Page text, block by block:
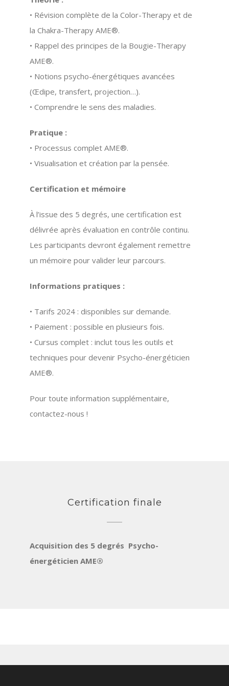
• Révision complète de laColor-Therapy et de
laChakra-Therapy AME®.
• Rappel des principes de la Bougie-Therapy
AME®.
• Notions psycho-énergétiques avancées
(Œdipe, transfert, projection…).
• Comprendre le sens des maladies.
Pratique :
• Processus complet AME®.
• Visualisation et création par la pensée.
Certification et mémoire
À l’issue des 5 degrés, une certification est
délivrée après évaluation en contrôle continu.
Les participants devront également remettre
un mémoire pour valider leur parcours.
Informations pratiques :
• Tarifs 2024 : disponibles sur demande.
• Paiement : possible en plusieurs fois.
•Cursus complet : inclut tous les outils et
techniques pour devenir Psycho-énergéticien
AME®.
Pour toute information supplémentaire,
contactez-nous !
Certification finale
Acquisition des 5 degrés Psycho-
énergéticien AME®